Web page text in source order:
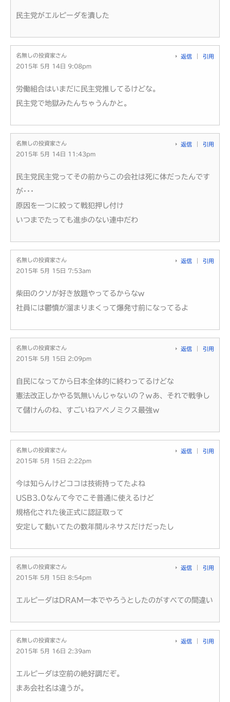
民主党がエルピーダを潰した
名無しの投資家さん
2015年 5月 14日 9:08pm
返信 引用
労働組合はいまだに民主党推してるけどな。
民主党で地獄みたんちゃうんかと。
名無しの投資家さん
2015年 5月 14日 11:43pm
返信 引用
民主党民主党ってその前からこの会社は死に体だったんです
が･･･
原因を一つに絞って戦犯押し付け
いつまでたっても進歩のない連中だわ
名無しの投資家さん
2015年 5月 15日 7:53am
返信 引用
柴田のクソが好き放題やってるからなw
社員には鬱憤が溜まりまくって爆発寸前になってるよ
名無しの投資家さん
2015年 5月 15日 2:09pm
返信 引用
自民になってから日本全体的に終わってるけどな
憲法改正しかやる気無いんじゃないの？ｗあ、それで戦争し
て儲けんのね、すごいねアベノミクス最強ｗ
名無しの投資家さん
2015年 5月 15日 2:22pm
返信 引用
今は知らんけどココは技術持ってたよね
USB3.0なんて今でこそ普通に使えるけど
規格化された後正式に認証取って
安定して動いてたの数年間ルネサスだけだったし
名無しの投資家さん
2015年 5月 15日 8:54pm
返信 引用
エルピーダはDRAM一本でやろうとしたのがすべての間違い
名無しの投資家さん
2015年 5月 16日 2:39am
返信 引用
エルピーダは空前の絶好調だぞ。
まあ会社名は違うが。